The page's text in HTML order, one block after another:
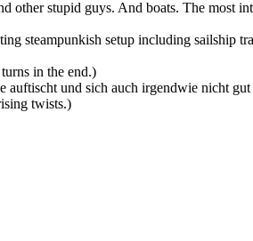
stupid guys. And boats. The most
steampunkish setup including sailship
in the end.)
auftischt und sich auch irgendwie nicht
twists.)